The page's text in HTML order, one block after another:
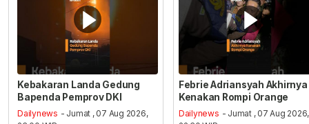
Kebakaran Landa Gedung
Bapenda Pemprov DKI
Dailynews - Jumat , 07 Aug 2026,
Febrie Adriansyah Akhirnya
Kenakan Rompi Orange
Dailynews - Jumat , 07 Aug 2026,